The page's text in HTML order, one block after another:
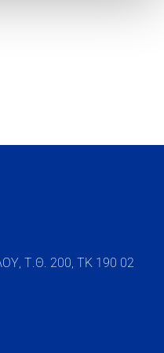
Τ.Θ. 200, TK 190 02